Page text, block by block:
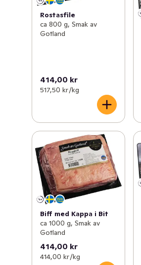
Rostasfile
ca 800 g, Smak av
Gotland
414,00 kr
517,50 kr /kg
Biff med Kappa i Bit
ca 1000 g, Smak av
Gotland
414,00 kr
414,00 kr /kg